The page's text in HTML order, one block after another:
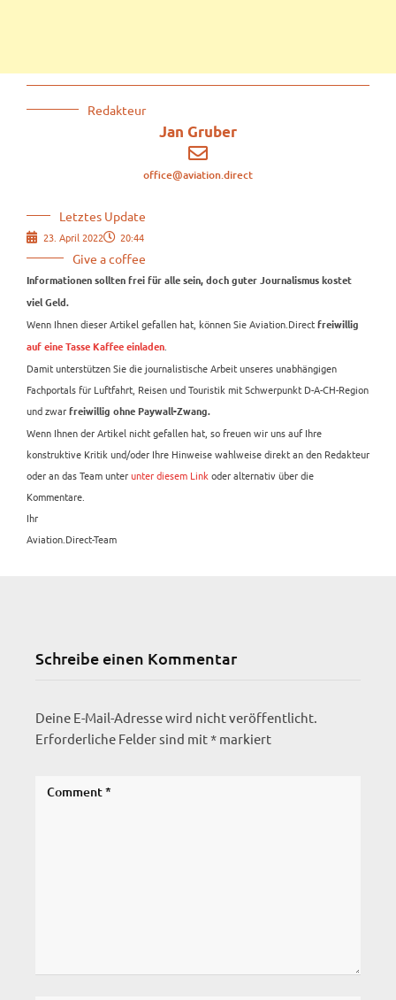
Redakteur
Jan Gruber
office@aviation.direct
Letztes Update
23. April 2022 20:44
Give a coffee
Informationen sollten frei für alle sein, doch guter Journalismus kostet
viel Geld.
Wenn Ihnen dieser Artikel gefallen hat, können Sie Aviation.Direct freiwillig
auf eine Tasse Kaffee einladen
Damit unterstützen Sie die journalistische Arbeit unseres unabhängigen
Fachportals für Luftfahrt, Reisen und Touristik mit Schwerpunkt D-A-CH-Region
und zwar freiwillig ohne Paywall-Zwang.
Wenn Ihnen der Artikel nicht gefallen hat, so freuen wir uns auf Ihre
konstruktive Kritik und/oder Ihre Hinweise wahlweise direkt an den Redakteur
oder an das Team unterunter diesem Link oder alternativ über die
Kommentare.
Ihr
Aviation.Direct-Team
Schreibe einen Kommentar
Deine E-Mail-Adresse wird nicht veröffentlicht.
Erforderliche Felder sind mit* markiert